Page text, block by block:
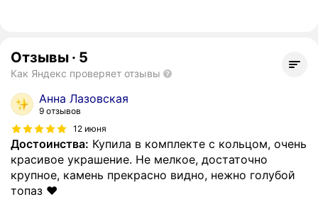
Отзывы · 5
Как Яндекс проверяет отзывы
Анна Лазовская
9 отзывов
12 июня
Достоинства: Купила в комплекте с кольцом, очень
красивое украшение. Не мелкое, достаточно
крупное, камень прекрасно видно, нежно голубой
топаз ❤️